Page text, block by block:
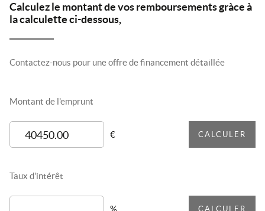
Calculez le montant de vos remboursements gràce à
la calculette ci-dessous,
Contactez-nous pour une offre de financement détaillée
Montant de l'emprunt
€ CALCULER
Taux d'intérêt
CALCULER